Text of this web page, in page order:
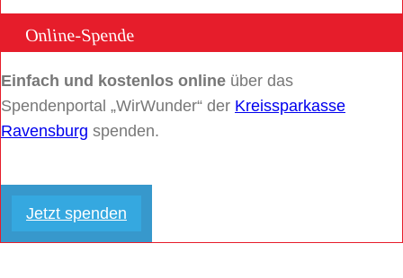
Online-Spende
Einfach und kostenlos online über das
Spendenportal „WirWunder“ der Kreissparkasse
Ravensburg spenden.
Jetzt spenden